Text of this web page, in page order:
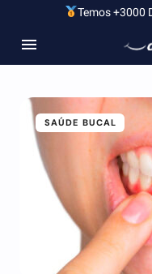
SAÚDE BUCAL
Temos +3000